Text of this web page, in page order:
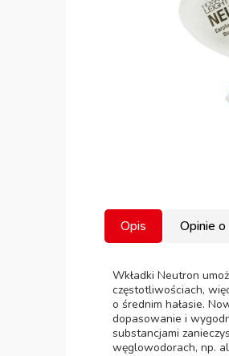
Opis Opinie
Wkładki Neutron
częstotliwościach,
o średnim hałasie.
dopasowanie i
substancjami
węglowodorach, np.